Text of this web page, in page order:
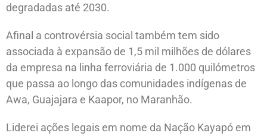
degradadas até 2030.
Afinal a controvérsia social também tem sido
associada à expansão de 1,5 mil milhões de dólares
da empresa na linha ferroviária de 1.000 quilómetros
que passa ao longo das comunidades indígenas de
Awa, Guajajara e Kaapor, no Maranhão.
Liderei ações legais em nome da Nação Kayapó em